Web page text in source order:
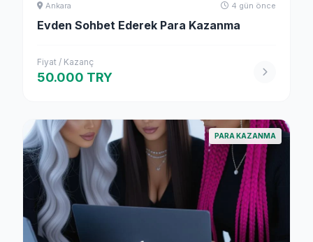
Ankara 4 gün önce
Evden Sohbet Ederek Para Kazanma
Fiyat / Kazanç
50.000 TRY
PARA KAZANMA